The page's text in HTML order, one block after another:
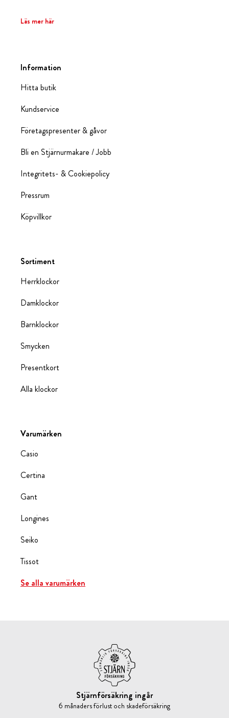
Läs mer här
Information
Hitta butik
Kundservice
Företagspresenter & gåvor
Bli en Stjärnurmakare / Jobb
Integritets- & Cookiepolicy
Pressrum
Köpvillkor
Sortiment
Herrklockor
Damklockor
Barnklockor
Smycken
Presentkort
Alla klockor
Varumärken
Casio
Certina
Gant
Longines
Seiko
Tissot
Se alla varumärken
Stjärnförsäkring ingår
6 månaders förlust och skadeförsäkring